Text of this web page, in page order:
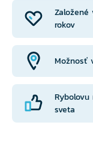
rokov
Možnosť
sveta